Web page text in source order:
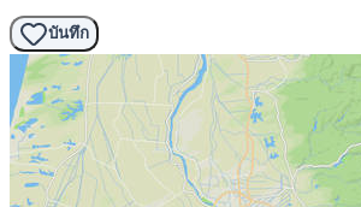
บันทึก